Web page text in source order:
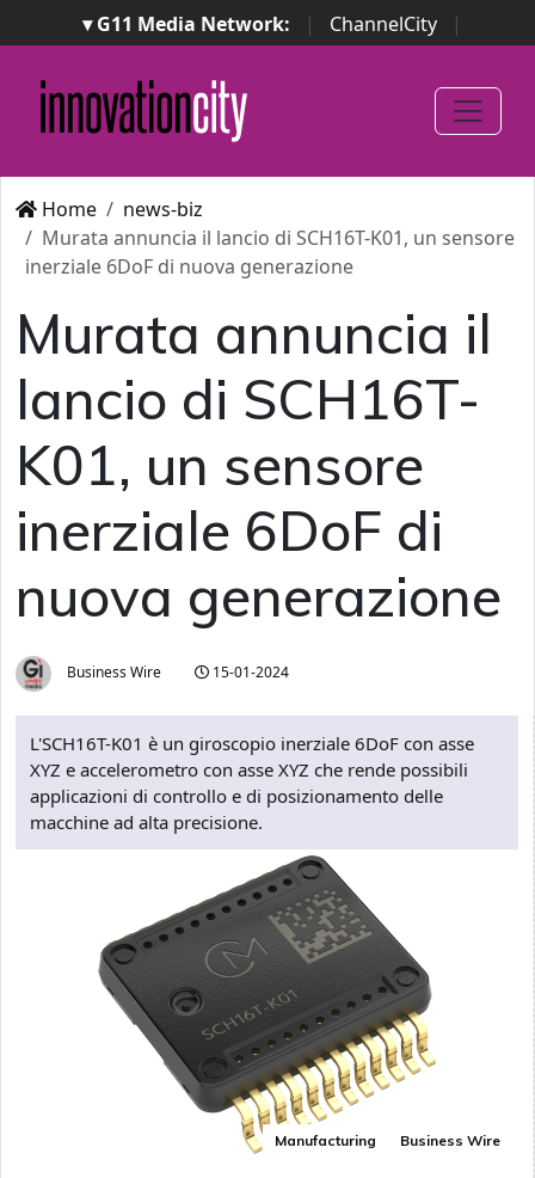
▾ G11 Media Network: | ChannelCity
|
ImpresaCity | SecurityOpenLab | Italian Channel
Awards
Italian Project Awards
Italian Security
Awards
Home
news-biz
Murata annuncia il lancio di SCH16T-K01, un sensore
inerziale 6DoF di nuova generazione
Murata annuncia il
lancio di SCH16T-
K01, un sensore
inerziale 6DoF di
nuova generazione
Business Wire 15-01-2024
L'SCH16T-K01 è un giroscopio inerziale 6DoF con asse
XYZ e accelerometro con asse XYZ che rende possibili
applicazioni di controllo e di posizionamento delle
macchine ad alta precisione.
Manufacturing Business Wire